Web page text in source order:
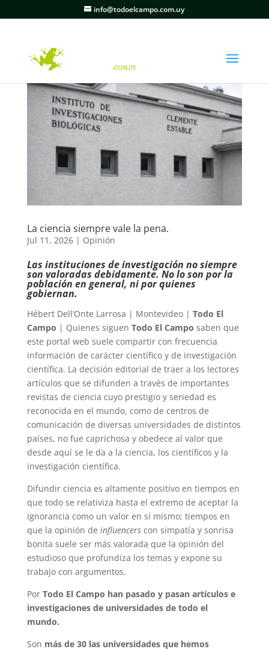
info@todoelcampo.com.uy
La ciencia siempre vale la pena.
Jul 11, 2026| Opinión
Las instituciones de investigación no siempre
son valoradas debidamente. No lo son por la
población en general, ni por quienes
gobiernan.
Hébert Dell’Onte Larrosa | Montevideo | Todo El
Campo | Quienes siguen Todo El Campo saben que
este portal web suele compartir con frecuencia
información de carácter científico y de investigación
científica. La decisión editorial de traer a los lectores
artículos que se difunden a través de importantes
revistas de ciencia cuyo prestigio y seriedad es
reconocida en el mundo, como de centros de
comunicación de diversas universidades de distintos
países, no fue caprichosa y obedece al valor que
desde aquí se le da a la ciencia, los científicos y la
investigación científica.
Difundir ciencia es altamente positivo en tiempos en
que todo se relativiza hasta el extremo de aceptar la
ignorancia como un valor en sí mismo; tiempos en
que la opinión de influencerscon simpatía y sonrisa
bonita suele ser más valorada que la opinión del
estudioso que profundiza los temas y expone su
trabajo con argumentos.
Por Todo El Campo han pasado y pasan artículos e
investigaciones de universidades de todo el
mundo.
Son más de 30 las universidades que hemos